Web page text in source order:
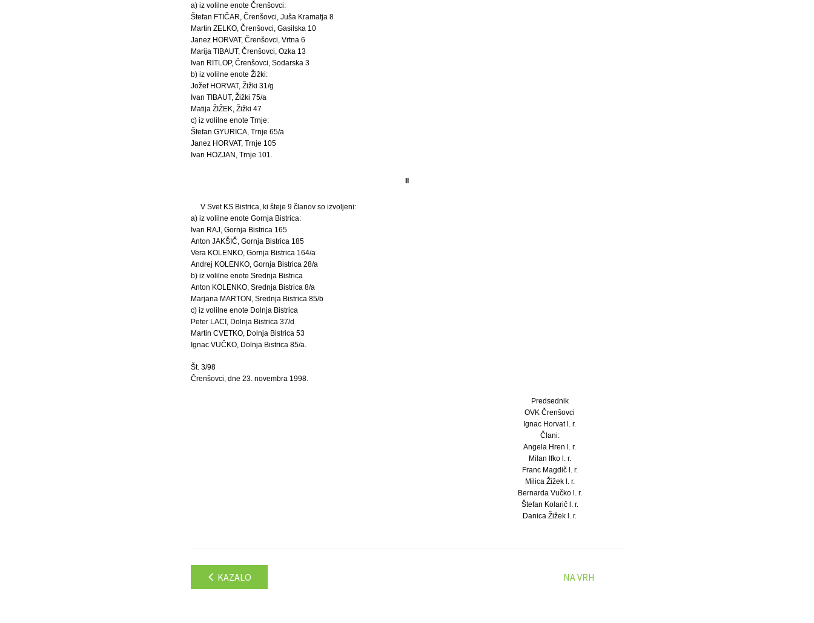
a) iz volilne enote Črenšovci:
Štefan FTIČAR, Črenšovci, Juša Kramatja 8
Martin ZELKO, Črenšovci, Gasilska 10
Janez HORVAT, Črenšovci, Vrtna 6
Marija TIBAUT, Črenšovci, Ozka 13
Ivan RITLOP, Črenšovci, Sodarska 3
b) iz volilne enote Žižki:
Jožef HORVAT, Žižki 31/g
Ivan TIBAUT, Žižki 75/a
Matija ŽIŽEK, Žižki 47
c) iz volilne enote Trnje:
Štefan GYURICA, Trnje 65/a
Janez HORVAT, Trnje 105
Ivan HOZJAN, Trnje 101.
II
V Svet KS Bistrica, ki šteje 9 članov so izvoljeni:
a) iz volilne enote Gornja Bistrica:
Ivan RAJ, Gornja Bistrica 165
Anton JAKŠIČ, Gornja Bistrica 185
Vera KOLENKO, Gornja Bistrica 164/a
Andrej KOLENKO, Gornja Bistrica 28/a
b) iz volilne enote Srednja Bistrica
Anton KOLENKO, Srednja Bistrica 8/a
Marjana MARTON, Srednja Bistrica 85/b
c) iz volilne enote Dolnja Bistrica
Peter LACI, Dolnja Bistrica 37/d
Martin CVETKO, Dolnja Bistrica 53
Ignac VUČKO, Dolnja Bistrica 85/a.
Št. 3/98
Črenšovci, dne 23. novembra 1998.
Predsednik
OVK Črenšovci
Ignac Horvat l. r.
Člani:
Angela Hren l. r.
Milan Ifko l. r.
Franc Magdič l. r.
Milica Žižek l. r.
Bernarda Vučko l. r.
Štefan Kolarič l. r.
Danica Žižek l. r.
KAZALO NA VRH